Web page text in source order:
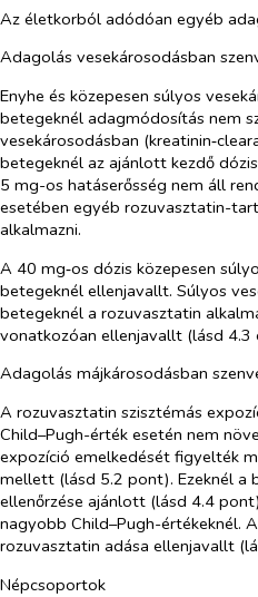
Az életkorból adódóan egyéb
Adagolás vesekárosodásban
Enyhe és közepesen súlyos
betegeknél adagmódosítás nem
vesekárosodásban
betegeknél az ajánlott kezdő
5 mg-os hatáserősség nem áll
esetében egyéb rozuvasztatin-
alkalmazni.
A 40 mg‑os dózis közepesen
betegeknél ellenjavallt. Súlyos
betegeknél a rozuvasztatin
vonatkozóan ellenjavallt (lásd 4.3
Adagolás májkárosodásban
A rozuvasztatin szisztémás
Child–Pugh-érték esetén nem
expozíció emelkedését figyelték
mellett (lásd 5.2 pont). Ezeknél a
ellenőrzése ajánlott (lásd 4.4
nagyobb Child–Pugh-értékeknél.
rozuvasztatin adása ellenjavallt
Népcsoportok